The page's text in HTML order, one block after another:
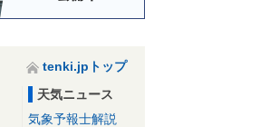
tenki.jpトップ
天気ニュース
気象予報士解説